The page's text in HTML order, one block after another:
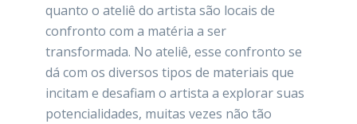
quanto o ateliê do artista são locais de
confronto com a matéria a ser
transformada. No ateliê, esse confronto se
dá com os diversos tipos de materiais que
incitam e desafiam o artista a explorar suas
potencialidades, muitas vezes não tão